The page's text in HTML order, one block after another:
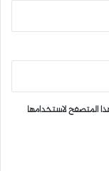
المتصفح لاستخدامها